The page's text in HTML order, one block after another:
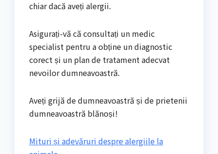
chiar dacă aveți alergii.
Asigurați-vă că consultați un medic
specialist pentru a obține un diagnostic
corect și un plan de tratament adecvat
nevoilor dumneavoastră.
Aveți grijă de dumneavoastră și de prietenii
dumneavoastră blănoși!
Mituri și adevăruri despre alergiile la